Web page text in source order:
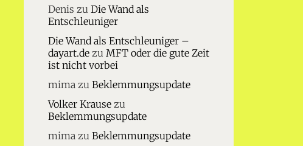
Denis zu Die Wand als
Entschleuniger
Die Wand als Entschleuniger –
dayart.dezu MFT oder die gute Zeit
ist nicht vorbei
mimazu Beklemmungsupdate
Volker Krausezu
Beklemmungsupdate
mimazu Beklemmungsupdate